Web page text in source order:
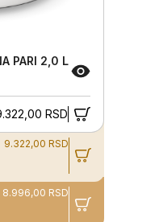
PARI 2,0 L
RSD
9.322,00 RSD
8.996,00 RSD